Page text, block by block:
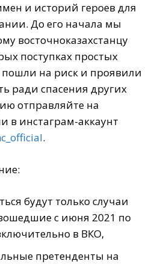
и историй героев для
До его начала мы
восточноказахстанцу
поступках простых
на риск и проявили
ради спасения других
отправляйте на
в инстаграм-аккаунт
.
будут только случаи
с июня 2021 по
в ВКО,
претенденты на